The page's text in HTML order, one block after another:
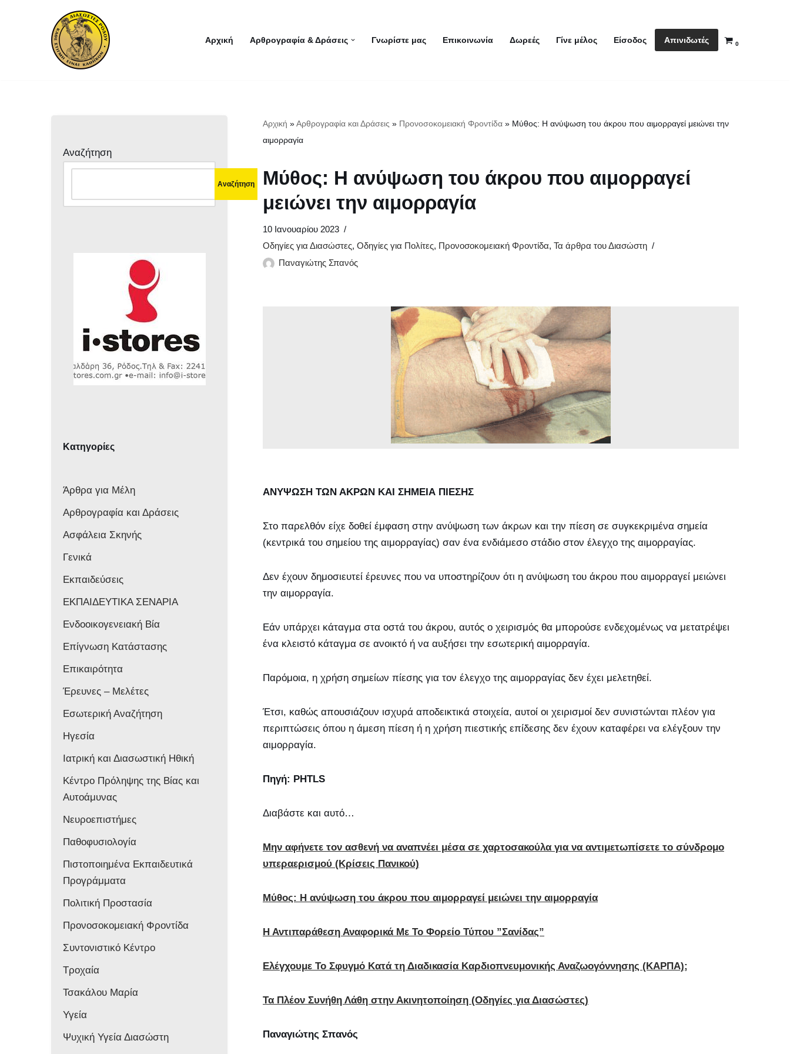
Μεταπηδήστε
περιεχόμενο
Αρχική Αρθρογραφία & Δράσεις Γνωρίστε μας Επικοινωνία Δωρεές Γίνε μέλος Είσοδος Απινιδωτές 0
Αναζήτηση
Αναζήτηση
Κατηγορίες
Άρθρα για Μέλη
Αρθρογραφία και Δράσεις
Ασφάλεια Σκηνής
Γενικά
Εκπαιδεύσεις
ΕΚΠΑΙΔΕΥΤΙΚΑ ΣΕΝΑΡΙΑ
Ενδοοικογενειακή Βία
Επίγνωση Κατάστασης
Επικαιρότητα
Έρευνες – Μελέτες
Εσωτερική Αναζήτηση
Ηγεσία
Ιατρική και Διασωστική Ηθική
Κέντρο Πρόληψης της Βίας και
Αυτοάμυνας
Νευροεπιστήμες
Παθοφυσιολογία
Πιστοποιημένα Εκπαιδευτικά
Προγράμματα
Πολιτική Προστασία
Προνοσοκομειακή Φροντίδα
Συντονιστικό Κέντρο
Τροχαία
Τσακάλου Μαρία
Υγεία
Ψυχική Υγεία Διασώστη
Αρχική »Αρθρογραφία και Δράσεις » Προνοσοκομειακή Φροντίδα » Μύθος: Η ανύψωση του άκρου που αιμoρραγεί μειώνει την
αιμορραγία
Μύθος: Η ανύψωση του άκρου που αιμoρραγεί
μειώνει την αιμορραγία
10 Ιανουαρίου 2023
Οδηγίες για Διασώστες, Οδηγίες για Πολίτες, Προνοσοκομειακή Φροντίδα, Τα άρθρα του Διασώστη
Παναγιώτης Σπανός
ΑΝΥΨΩΣΗ ΤΩΝ ΑΚΡΩΝ ΚΑΙ ΣΗΜΕΙΑ ΠΙΕΣΗΣ
Στο παρελθόν είχε δοθεί έμφαση στην ανύψωση των άκρων και την πίεση σε συγκεκριμένα σημεία
(κεντρικά του σημείου της αιμορραγίας) σαν ένα ενδιάμεσο στάδιο στον έλεγχο της αιμορραγίας.
Δεν έχουν δημοσιευτεί έρευνες που να υποστηρίζουν ότι η ανύψωση του άκρου που αιμορραγεί μειώνει
την αιμορραγία.
Εάν υπάρχει κάταγμα στα οστά του άκρου, αυτός ο χειρισμός θα μπορούσε ενδεχομένως να μετατρέψει
ένα κλειστό κάταγμα σε ανοικτό ή να αυξήσει την εσωτερική αιμορραγία.
Παρόμοια, η χρήση σημείων πίεσης για τον έλεγχο της αιμορραγίας δεν έχει μελετηθεί.
Έτσι, καθώς απουσιάζουν ισχυρά αποδεικτικά στοιχεία, αυτοί οι χειρισμοί δεν συνιστώνται πλέον για
περιπτώσεις όπου η άμεση πίεση ή η χρήση πιεστικής επίδεσης δεν έχουν καταφέρει να ελέγξουν την
αιμορραγία.
Πηγή: PHTLS
Διαβάστε και αυτό…
Μην αφήνετε τον ασθενή να αναπνέει μέσα σε χαρτοσακούλα για να αντιμετωπίσετε το σύνδρομο
υπεραερισμού (Κρίσεις Πανικού)
Μύθος: Η ανύψωση του άκρου που αιμορραγεί μειώνει την αιμορραγία
Η Αντιπαράθεση Αναφορικά Με Το Φορείο Τύπου ”Σανίδας”
Ελέγχουμε Το Σφυγμό Κατά τη Διαδικασία Καρδιοπνευμονικής Αναζωογόννησης (ΚΑΡΠΑ);
Τα Πλέον Συνήθη Λάθη στην Ακινητοποίηση (Οδηγίες για Διασώστες)
Παναγιώτης Σπανός